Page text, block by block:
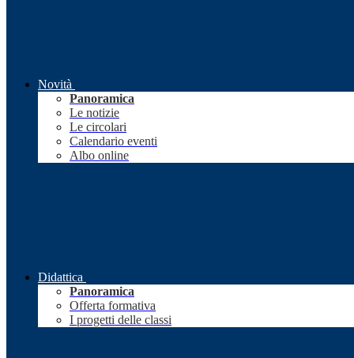
Novità
Panoramica
Le notizie
Le circolari
Calendario eventi
Albo online
Didattica
Panoramica
Offerta formativa
I progetti delle classi